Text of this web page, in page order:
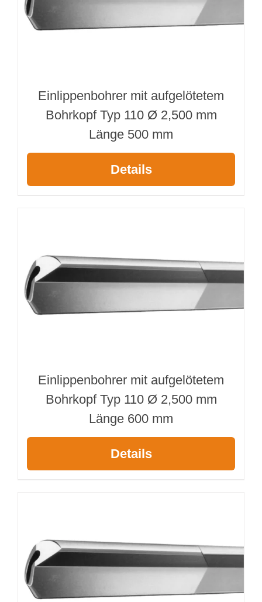
Einlippenbohrer mit aufgelötetem
Bohrkopf Typ 110 Ø 2,500 mm
Länge 500 mm
Details
Einlippenbohrer mit aufgelötetem
Bohrkopf Typ 110 Ø 2,500 mm
Länge 600 mm
Details